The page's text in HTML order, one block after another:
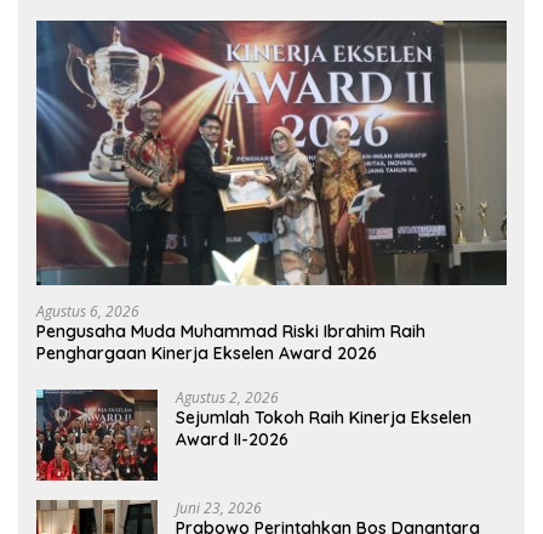
Agustus 6, 2026
Pengusaha Muda Muhammad Riski Ibrahim Raih
Penghargaan Kinerja Ekselen Award 2026
Agustus 2, 2026
Sejumlah Tokoh Raih Kinerja Ekselen
Award II-2026
Juni 23, 2026
Prabowo Perintahkan Bos Danantara